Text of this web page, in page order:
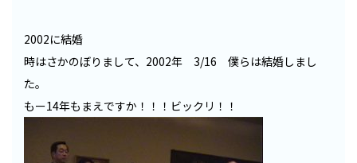
2002に結婚
時はさかのぼりまして、2002年 3/16 僕らは結婚しまし
た。
もー14年もまえですか！！！ビックリ！！